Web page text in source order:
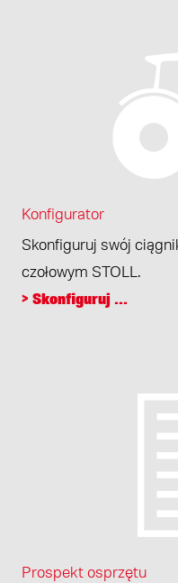
Konfigurator
Skonfiguruj swój
czołowym STOLL.
> Skonfiguruj ...
Prospekt osprzętu